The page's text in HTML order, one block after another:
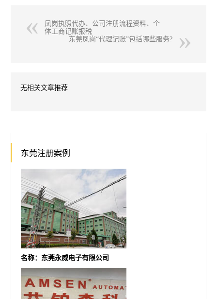
凤岗执照代办、公司注册流程资料、个
体工商记账报税
东莞凤岗“代理记账”包括哪些服务?
无相关文章推荐
东莞注册案例
名称：东莞永威电子有限公司